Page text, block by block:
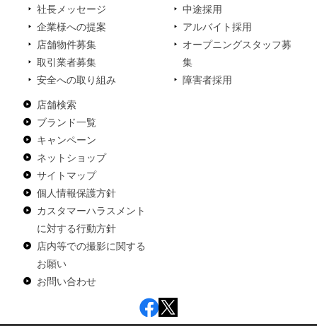
社長メッセージ
企業様への提案
店舗物件募集
取引業者募集
安全への取り組み
中途採用
アルバイト採用
オープニングスタッフ募
集
障害者採用
店舗検索
ブランド一覧
キャンペーン
ネットショップ
サイトマップ
個人情報保護方針
カスタマーハラスメント
に対する行動方針
店内等での撮影に関する
お願い
お問い合わせ